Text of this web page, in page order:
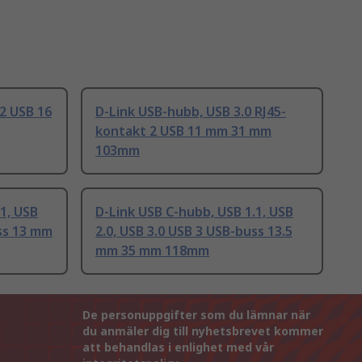
USB 16
D-Link USB-hubb, USB 3.0 RJ45-
kontakt 2 USB 11 mm 31 mm
103mm
USB
13 mm
D-Link USB C-hubb, USB 1.1, USB
2.0, USB 3.0 USB 3 USB-buss 13.5
mm 35 mm 118mm
De personuppgifter som du lämnar när
du anmäler dig till nyhetsbrevet kommer
att behandlas i enlighet med vår